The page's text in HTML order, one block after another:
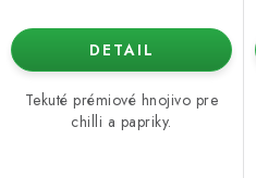
DETAIL
Tekuté prémiové hnojivo pre
chilli a papriky.